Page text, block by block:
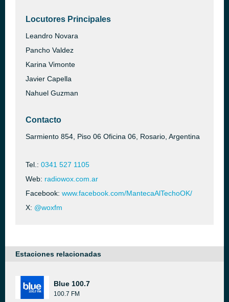
Locutores Principales
Leandro Novara
Pancho Valdez
Karina Vimonte
Javier Capella
Nahuel Guzman
Contacto
Sarmiento 854, Piso 06 Oficina 06, Rosario, Argentina
Tel.: 0341 527 1105
Web: radiowox.com.ar
Facebook: www.facebook.com/MantecaAlTechoOK/
X: @woxfm
Estaciones relacionadas
Blue 100.7
100.7 FM